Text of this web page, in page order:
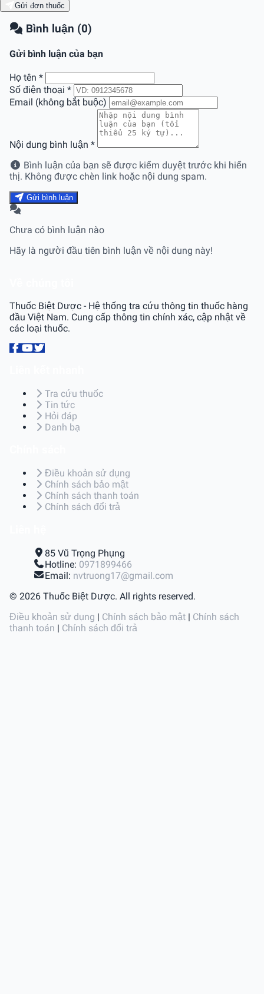
Gửi đơn thuốc
Bình luận (0)
Gửi bình luận của bạn
Họ tên *
Số điện thoại *
Email (không bắt buộc)
Nội dung bình luận *
Bình luận của bạn sẽ được kiểm duyệt trước khi hiển
thị. Không được chèn link hoặc nội dung spam.
Gửi bình luận
Chưa có bình luận nào
Hãy là người đầu tiên bình luận về nội dung này!
Thuốc Biệt Dược - Hệ thống tra cứu thông tin thuốc hàng
đầu Việt Nam. Cung cấp thông tin chính xác, cập nhật về
các loại thuốc.
Tra cứu thuốc
Tin tức
Hỏi đáp
Danh bạ
Điều khoản sử dụng
Chính sách bảo mật
Chính sách thanh toán
Chính sách đổi trả
85 Vũ Trọng Phụng
Hotline: 0971899466
Email: nvtruong17@gmail.com
© 2026 Thuốc Biệt Dược. All rights reserved.
Điều khoản sử dụng | Chính sách bảo mật | Chính sách
thanh toán | Chính sách đổi trả